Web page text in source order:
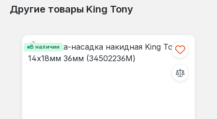
Другие товары King Tony
В наличии